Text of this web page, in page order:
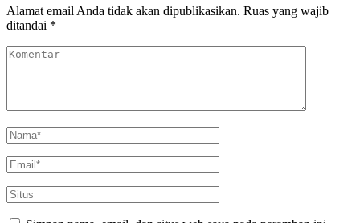
Alamat email Anda tidak akan dipublikasikan. Ruas yang wajib
ditandai *